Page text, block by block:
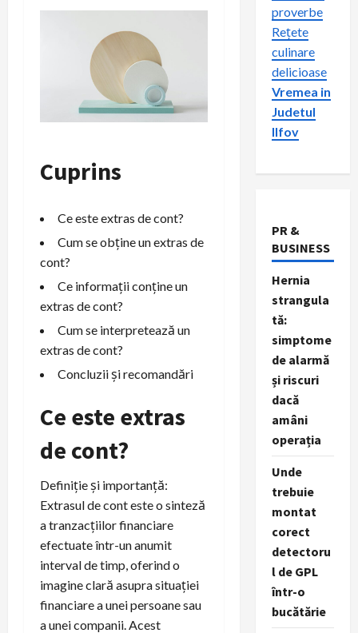
Cuprins
Ce este extras de cont?
Cum se obține un extras de
cont?
Ce informații conține un
extras de cont?
Cum se interpretează un
extras de cont?
Concluzii și recomandări
Ce este extras
de cont?
Definiție și importanță:
Extrasul de cont este o sinteză
a tranzacțiilor financiare
efectuate într-un anumit
interval de timp, oferind o
imagine clară asupra situației
financiare a unei persoane sau
a unei companii. Acest
proverbe
Rețete
culinare
delicioase
Vremea in
Judetul
Ilfov
PR &
BUSINESS
Hernia
strangula
tă:
simptome
de alarmă
și riscuri
dacă
amâni
operația
Unde
trebuie
montat
corect
detectoru
l de GPL
într-o
bucătărie